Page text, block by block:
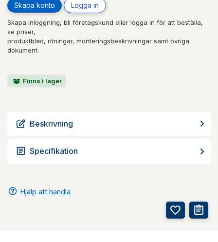
Skapa konto Logga in
Skapa inloggning, bli företagskund eller logga in för att beställa,
se priser,
produktblad, ritningar, monteringsbeskrivningar samt övriga
dokument.
Finns i lager
Beskrivning
Specifikation
Hjälp att handla